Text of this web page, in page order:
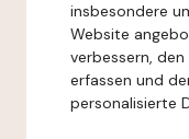
insbesondere
Website
verbessern,
erfassen und
personalisierte